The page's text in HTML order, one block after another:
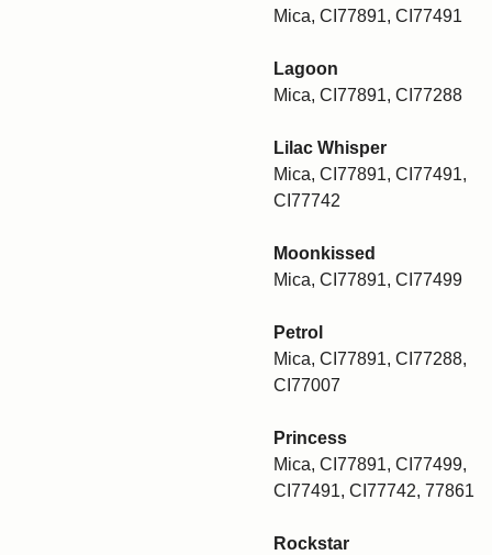
Mica, CI77891, CI77491
Lagoon
Mica, CI77891, CI77288
Lilac Whisper
Mica, CI77891, CI77491,
CI77742
Moonkissed
Mica, CI77891, CI77499
Petrol
Mica, CI77891, CI77288,
CI77007
Princess
Mica, CI77891, CI77499,
CI77491, CI77742, 77861
Rockstar